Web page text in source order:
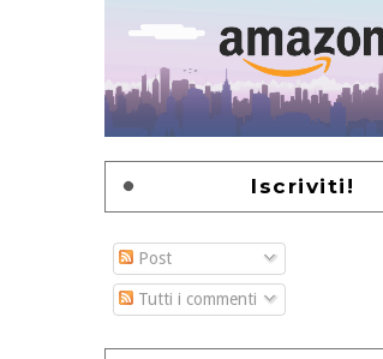
Iscriviti!
Post
Tutti i commenti